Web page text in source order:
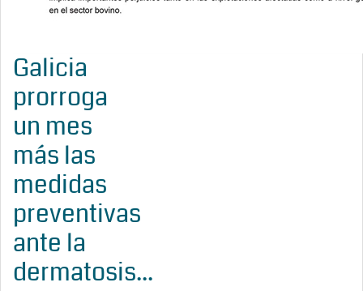
Galicia
prorroga
un mes
más las
medidas
preventivas
ante la
dermatosis...